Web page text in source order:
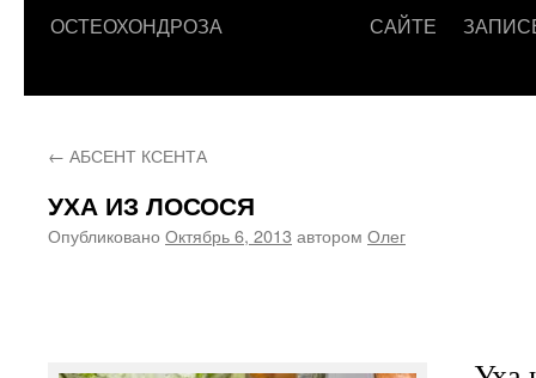
ОСТЕОХОНДРОЗА
САЙТЕ
← АБСЕНТ КСЕНТА
УХА ИЗ ЛОСОСЯ
Опубликовано Октябрь 6, 2013 автором Олег